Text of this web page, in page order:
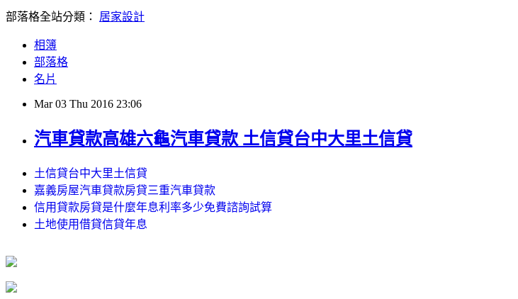
部落格全站分類： 居家設計
相簿
部落格
名片
Mar 03 Thu 2016 23:06
汽車貸款高雄六龜汽車貸款 土信貸台中大里土信貸
土信貸台中大里土信貸
嘉義房屋汽車貸款房貸三重汽車貸款
信用貸款房貸是什麼年息利率多少免費諮詢試算
土地使用借貸信貸年息